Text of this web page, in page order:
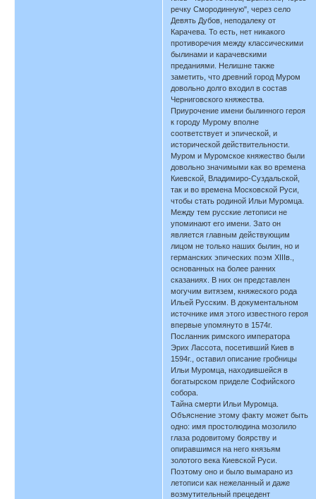
речку Смородинную", через село
Девять Дубов, неподалеку от
Карачева. То есть, нет никакого
противоречия между классическими
былинами и карачевскими
преданиями. Нелишне также
заметить, что древний город Муром
довольно долго входил в состав
Черниговского княжества.
Приурочение имени былинного героя
к городу Мурому вполне
соответствует и эпической, и
исторической действительности.
Муром и Муромское княжество были
довольно значимыми как во времена
Киевской, Владимиро-Суздальской,
так и во времена Московской Руси,
чтобы стать родиной Ильи Муромца.
Между тем русские летописи не
упоминают его имени. Зато он
является главным действующим
лицом не только наших былин, но и
германских эпических поэм XIIIв.,
основанных на более ранних
сказаниях. В них он представлен
могучим витязем, княжеского рода
Ильей Русским. В документальном
источнике имя этого известного героя
впервые упомянуто в 1574г.
Посланник римского императора
Эрих Лассота, посетивший Киев в
1594г., оставил описание гробницы
Ильи Муромца, находившейся в
богатырском приделе Софийского
собора.
Тайна смерти Ильи Муромца.
Объяснение этому факту может быть
одно: имя простолюдина мозолило
глаза родовитому боярству и
опиравшимся на него князьям
золотого века Киевской Руси.
Поэтому оно и было вымарано из
летописи как нежеланный и даже
возмутительный прецедент